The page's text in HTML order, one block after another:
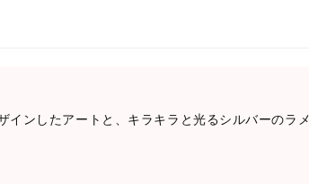
ンしたアートと、キラキラと光るシルバーのラ